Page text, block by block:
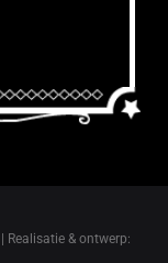
| Realisatie & ontwerp: